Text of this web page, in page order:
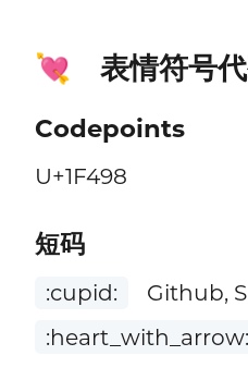
💘 表情符号
Codepoints
U+1F498
短码
:cupid:
Github,
:heart_with_arrow: